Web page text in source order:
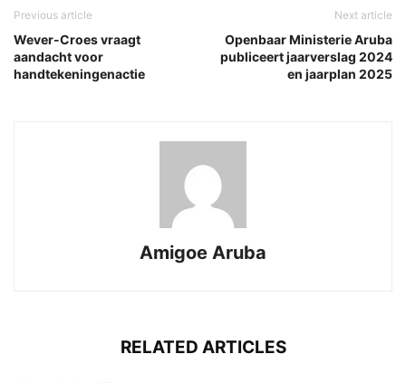
Previous article
Wever-Croes vraagt
aandacht voor
handtekeningenactie
Next article
Openbaar Ministerie Aruba
publiceert jaarverslag 2024
en jaarplan 2025
Amigoe Aruba
RELATED ARTICLES